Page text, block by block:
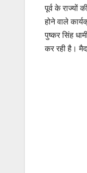
पूर्व के राज्यों
होने वाले
पुष्कर सिंह
कर रही है।